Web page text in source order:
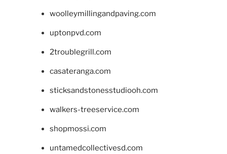
woolleymillingandpaving.com
uptonpvd.com
2troublegrill.com
casateranga.com
sticksandstonesstudiooh.com
walkers-treeservice.com
shopmossi.com
untamedcollectivesd.com